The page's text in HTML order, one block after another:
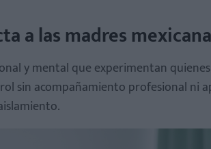
a las madres
y mental que experimentan
sin acompañamiento profesional ni